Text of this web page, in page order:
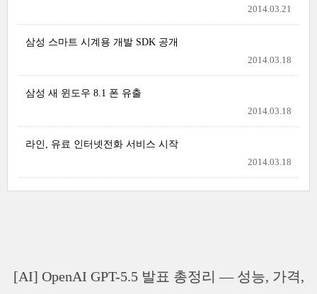
2014.03.21
삼성 스마트 시계용 개발 SDK 공개
2014.03.18
삼성 새 윈도우 8.1 폰 유출
2014.03.18
라인, 유료 인터넷전화 서비스 시작
2014.03.18
[AI] OpenAI GPT-5.5 발표 총정리 — 성능, 가격,